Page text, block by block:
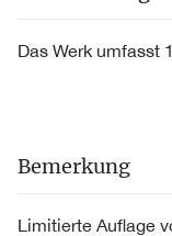
Das Werk umfasst
Bemerkung
Limitierte Auflage